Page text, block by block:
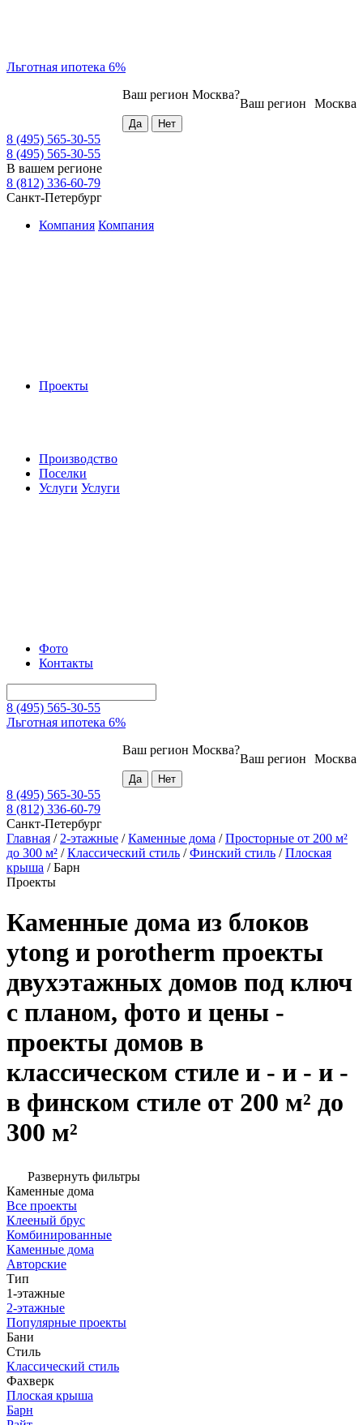
Льготная ипотека 6%
Москва
Ваш регион
Ваш регион Москва?
8 (495) 565-30-55
8 (495) 565-30-55
В вашем регионе
8 (812) 336-60-79
Санкт-Петербург
Компания Компания
Проекты
Производство
Поселки
Услуги Услуги
Фото
Контакты
8 (495) 565-30-55
Льготная ипотека 6%
Москва
Ваш регион
Ваш регион Москва?
8 (495) 565-30-55
8 (812) 336-60-79
Санкт-Петербург
Главная / 2-этажные /Каменные дома /Просторные от 200 м²
до 300 м² /Классический стиль /Финский стиль /Плоская
крыша /Барн
Проекты
Каменные дома из блоков
ytong и porotherm проекты
двухэтажных домов под ключ
с планом, фото и цены -
проекты домов в
классическом стиле и - и - и -
в финском стиле от 200 м² до
300 м²
Развернуть фильтры
Каменные дома
Все проекты
Клееный брус
Комбинированные
Каменные дома
Авторские
Тип
1-этажные
2-этажные
Популярные проекты
Бани
Стиль
Классический стиль
Фахверк
Плоская крыша
Барн